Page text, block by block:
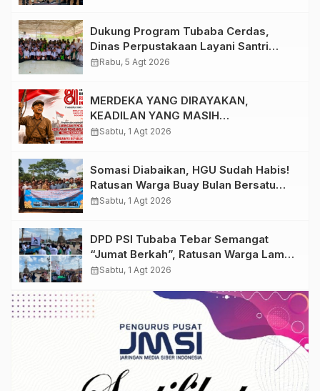
Dukung Program Tubaba Cerdas,
Dinas Perpustakaan Layani Santri
Ponpes Darul Hidayah Al Anshori
calendar_monthRabu, 5 Agt 2026
MERDEKA YANG DIRAYAKAN,
KEADILAN YANG MASIH
DIPERJUANGKAN
calendar_monthSabtu, 1 Agt 2026
Somasi Diabaikan, HGU Sudah Habis!
Ratusan Warga Buay Bulan Bersatu
Beri Peringatan Terakhir Ke PTPN 1
calendar_monthSabtu, 1 Agt 2026
DPD PSI Tubaba Tebar Semangat
“Jumat Berkah”, Ratusan Warga Lambu
Kibang Sambut Antusias
calendar_monthSabtu, 1 Agt 2026